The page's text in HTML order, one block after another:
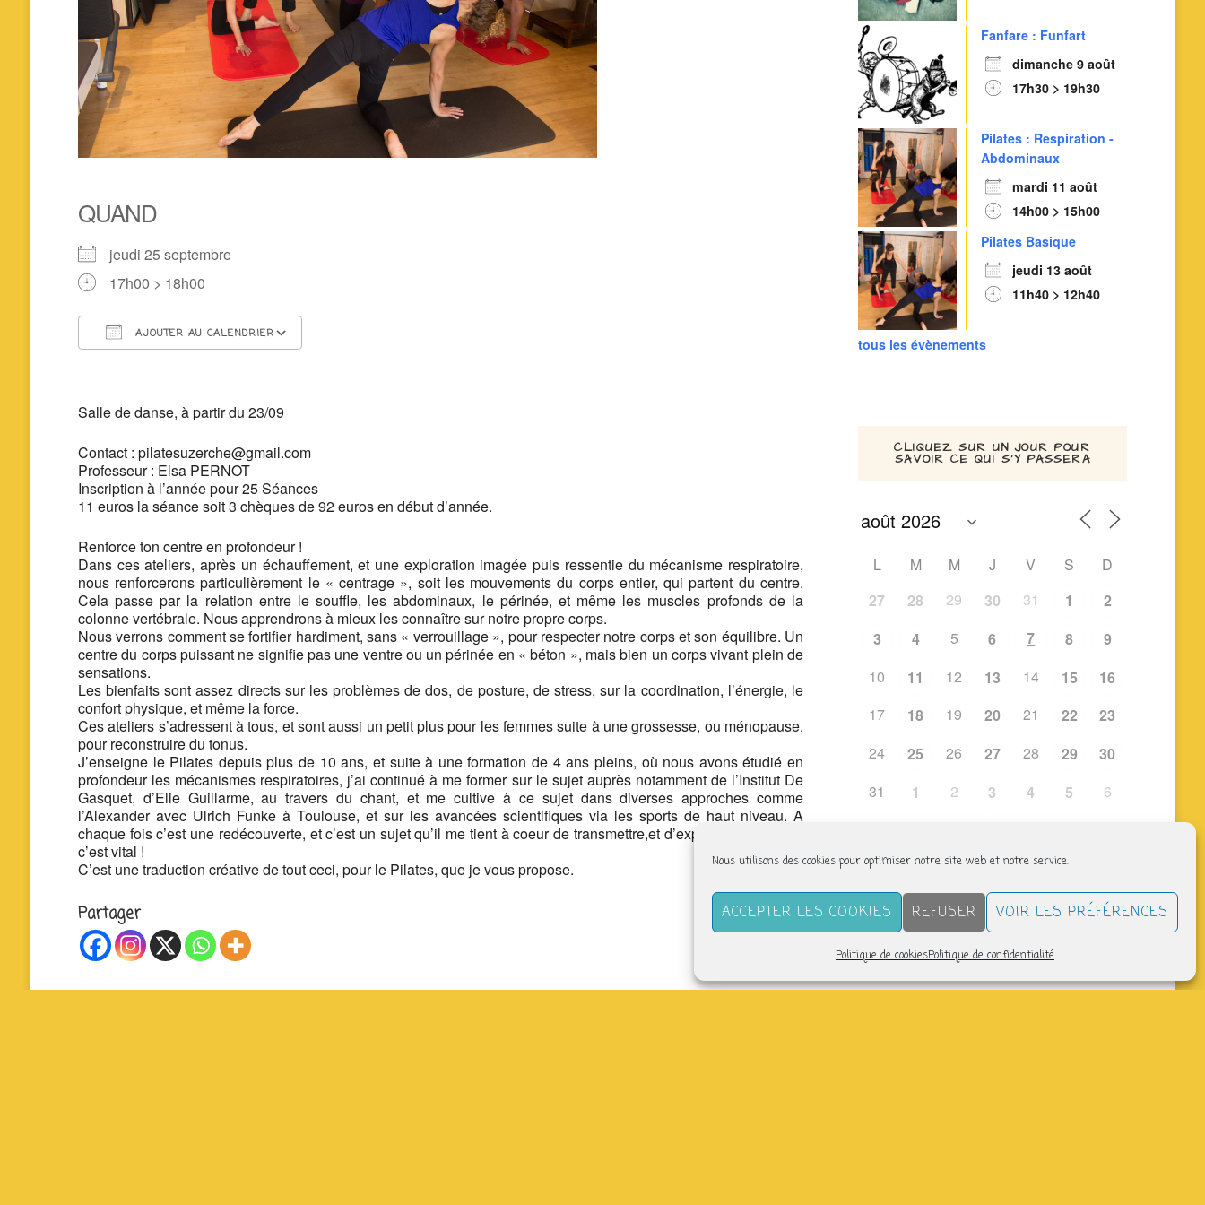
Nous utilisons des cookies pour optimiser notre site web et notre service.
ACCEPTER LES COOKIES REFUSER VOIR LES PRÉFÉRENCES
Politique de cookiesPolitique de confidentialité
QUAND
jeudi 25 septembre
17h00 > 18h00
AJOUTER AU CALENDRIER
Salle de danse, à partir du 23/09
Contact : pilatesuzerche@gmail.com
Professeur : Elsa PERNOT
Inscription à l’année pour 25 Séances
11 euros la séance soit 3 chèques de 92 euros en début d’année.
Renforce ton centre en profondeur !
Dans ces ateliers, après un échauffement, et une exploration imagée puis ressentie du mécanisme respiratoire,
nous renforcerons particulièrement le « centrage », soit les mouvements du corps entier, qui partent du centre.
Cela passe par la relation entre le souffle, les abdominaux, le périnée, et même les muscles profonds de la
colonne vertébrale. Nous apprendrons à mieux les connaître sur notre propre corps.
Nous verrons comment se fortifier hardiment, sans « verrouillage », pour respecter notre corps et son équilibre. Un
centre du corps puissant ne signifie pas une ventre ou un périnée en « béton », mais bien un corps vivant plein de
sensations.
Les bienfaits sont assez directs sur les problèmes de dos, de posture, de stress, sur la coordination, l’énergie, le
confort physique, et même la force.
Ces ateliers s’adressent à tous, et sont aussi un petit plus pour les femmes suite à une grossesse, ou ménopause,
pour reconstruire du tonus.
J’enseigne le Pilates depuis plus de 10 ans, et suite à une formation de 4 ans pleins, où nous avons étudié en
profondeur les mécanismes respiratoires, j’ai continué à me former sur le sujet auprès notamment de l’Institut De
Gasquet, d’Elie Guillarme, au travers du chant, et me cultive à ce sujet dans diverses approches comme
l’Alexander avec Ulrich Funke à Toulouse, et sur les avancées scientifiques via les sports de haut niveau. A
chaque fois c’est une redécouverte, et c’est un sujet qu’il me tient à coeur de transmettre,et d’explorer encore, car
c’est vital !
C’est une traduction créative de tout ceci, pour le Pilates, que je vous propose.
Partager
Fanfare : Funfart
dimanche 9 août
17h30 > 19h30
Pilates : Respiration -
Abdominaux
mardi 11 août
14h00 > 15h00
Pilates Basique
jeudi 13 août
11h40 > 12h40
tous les évènements
CLIQUEZ SUR UN JOUR POUR
SAVOIR CE QUI S’Y PASSERA
L M M J V S
D
27
28 29 30 31 1
2
3
4 5 6 7 8
9
10
11 12 13 14 15
16
17
18 19 20 21 22
23
24
25 26 27 28 29
30
31
1 2 3 4 5 6